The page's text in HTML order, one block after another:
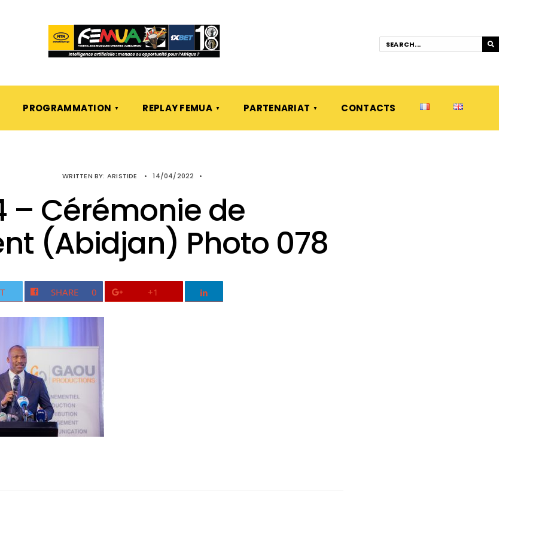
PROGRAMMATION REPLAY FEMUA PARTENARIAT CONTACTS
WRITTEN BY: ARISTIDE • 14/04/2022 •
– Cérémonie de
(Abidjan) Photo 078
SHARE 0 +1